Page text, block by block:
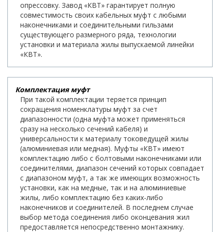
опрессовку. Завод «КВТ» гарантирует полную
совместимость своих кабельных муфт с любыми
наконечниками и соединительными гильзами
существующего размерного ряда, технологии
установки и материала жилы выпускаемой линейки
«КВТ».
Комплектация муфт
При такой комплектации теряется принцип
сокращения номенклатуры муфт за счет
диапазонности (одна муфта может применяться
сразу на несколько сечений кабеля) и
универсальности к материалу токоведущей жилы
(алюминиевая или медная). Муфты «КВТ» имеют
комплектацию либо с болтовыми наконечниками или
соединителями, диапазон сечений которых совпадает
с диапазоном муфт, а так же имеющих возможность
установки, как на медные, так и на алюминиевые
жилы, либо комплектацию без каких-либо
наконечников и соединителей. В последнем случае
выбор метода соединения либо оконцевания жил
предоставляется непосредственно монтажнику.